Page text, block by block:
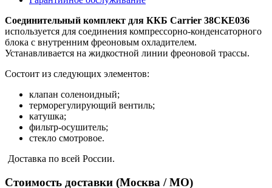
Соединительный комплект для ККБ Carrier 38CKE036
используется для соединения компрессорно-конденсаторного
блока с внутренним фреоновым охладителем.
Устанавливается на жидкостной линии фреоновой трассы.
Состоит из следующих элементов:
клапан соленоидный;
терморегулирующий вентиль;
катушка;
фильтр-осушитель;
стекло смотровое.
Доставка по всей России.
Стоимость доставки (Москва / МО)